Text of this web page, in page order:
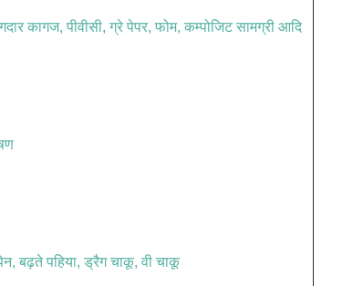
कागज, पीवीसी, ग्रे पेपर, फोम, कम्पोजिट सामग्री आदि
बढ़ते पहिया, ड्रैग चाकू, वी चाकू